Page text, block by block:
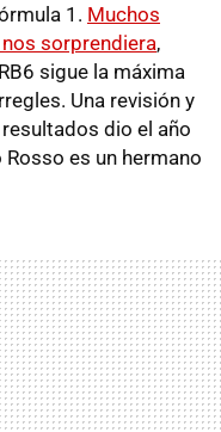
1. Muchos
sorprendiera,
sigue la máxima
Una revisión y
dio el año
es un hermano